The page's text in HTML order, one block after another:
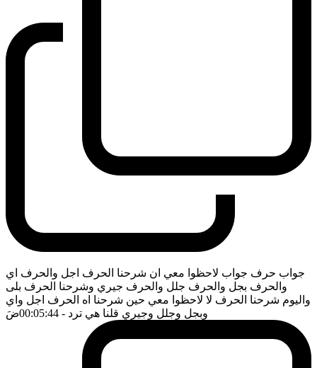
جواب حرف جواب لاحظوا معي ان شرحنا الحرف اجل والحرف اي
والحرف بجل والحرف جلل والحرف جيري وشرحنا الحرف بلى
واليوم شرحنا الحرف لا لاحظوا معي حين شرحنا اه الحرف اجل واي
وبجل وجلل وجيري قلنا هي ترد - 00:05:44 ضَ